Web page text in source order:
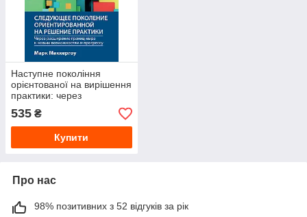
Наступне покоління
орієнтованої на вирішення
практики: через
розширення кордонів світу
до нових можливостей
535 ₴
Купити
Про нас
98% позитивних з 52 відгуків за рік